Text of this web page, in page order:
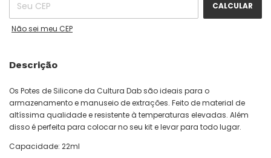
CALCULAR
Não sei meu CEP
Descrição
Os Potes de Silicone da Cultura Dab são ideais para o
armazenamento e manuseio de extrações. Feito de material de
altíssima qualidade e resistente à temperaturas elevadas. Além
disso é perfeita para colocar no seu kit e levar para todo lugar.
Capacidade: 22ml